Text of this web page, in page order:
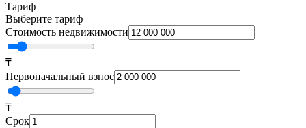
Тариф
Выберите тариф
Стоимость недвижимости
₸
Первоначальный взнос
₸
Срок